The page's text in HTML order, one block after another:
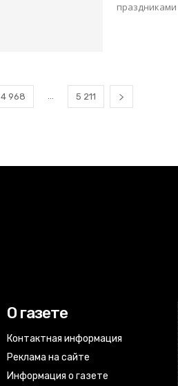
4 968 5 211
О газете
Контактная информация
Реклама на сайте
Информация о газете